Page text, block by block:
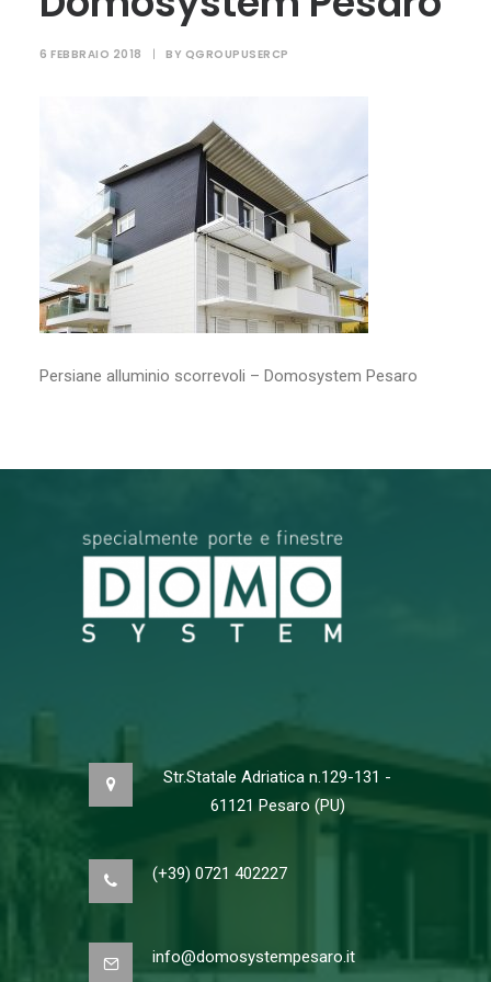
6 FEBBRAIO 2018 | BY QGROUPUSERCP
Persiane alluminio scorrevoli – Domosystem Pesaro
Str.Statale Adriatica n.129-131 -
61121 Pesaro (PU)
(+39) 0721 402227
info@domosystempesaro.it